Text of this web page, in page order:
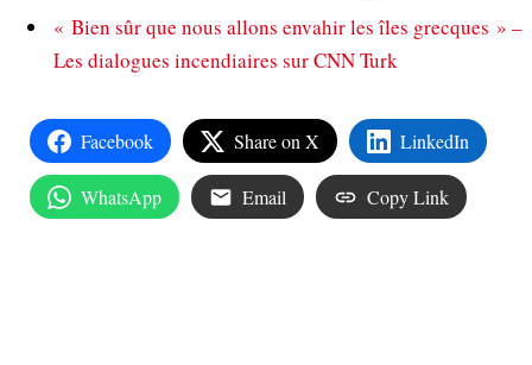
« Bien sûr que nous allons envahir les îles grecques » –
Les dialogues incendiaires sur CNN Turk
Facebook Share on X LinkedIn
WhatsApp Email Copy Link